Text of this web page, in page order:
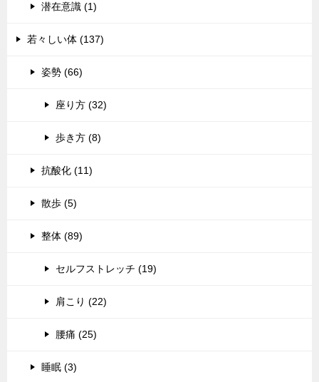
潜在意識 (1)
若々しい体 (137)
姿勢 (66)
座り方 (32)
歩き方 (8)
抗酸化 (11)
散歩 (5)
整体 (89)
セルフストレッチ (19)
肩こり (22)
腰痛 (25)
睡眠 (3)